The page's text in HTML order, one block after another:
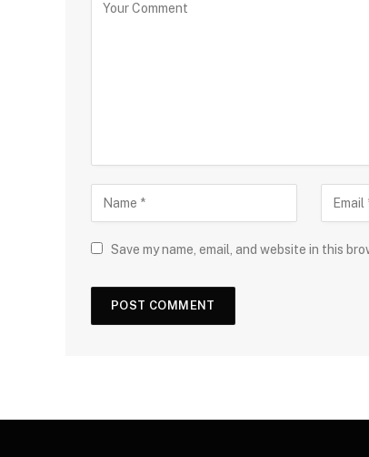
Save my name, email, and website in this